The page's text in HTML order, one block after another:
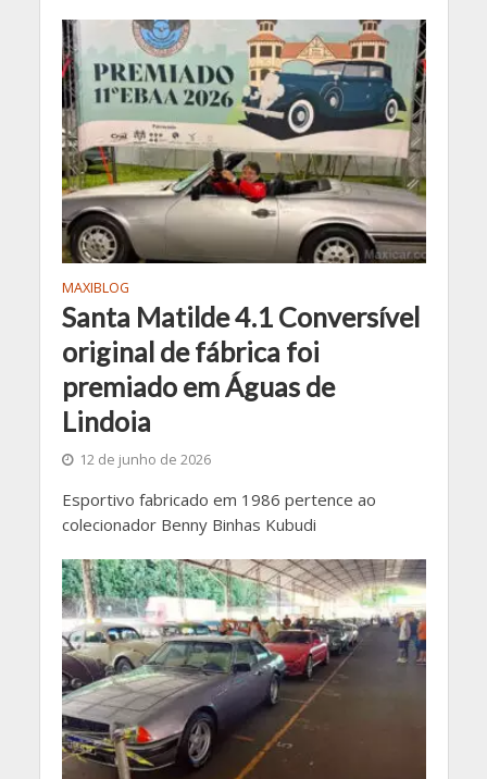
MAXIBLOG
Santa Matilde 4.1 Conversível
original de fábrica foi
premiado em Águas de
Lindoia
12 de junho de 2026
Esportivo fabricado em 1986 pertence ao
colecionador Benny Binhas Kubudi